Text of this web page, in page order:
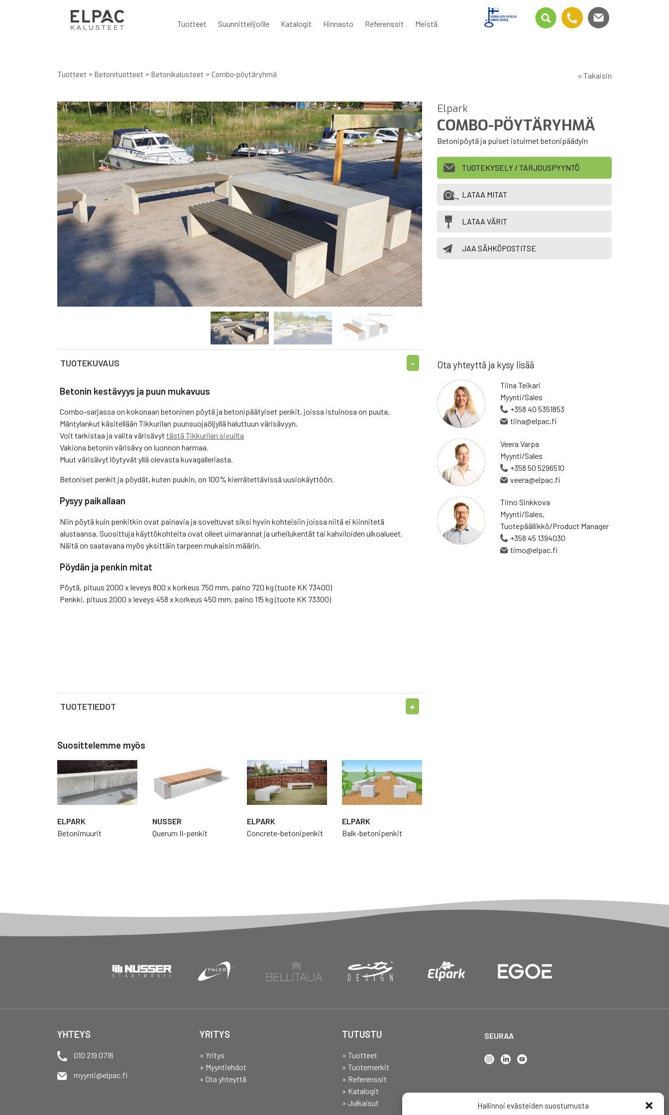
Hallinnoi evästeiden suostumusta
Tuotteet Suunnittelijoille Katalogit Hinnasto Referenssit Meistä
Tuotteet > Betonituotteet > Betonikalusteet > Combo-pöytäryhmä < Takaisin
Elpark
COMBO-PÖYTÄRYHMÄ
Betonipöytä ja puiset istuimet betonipäädyin
TUOTEKYSELY / TARJOUSPYYNTÖ
LATAA MITAT
LATAA VÄRIT
JAA SÄHKÖPOSTITSE
TUOTEKUVAUS
Betonin kestävyys ja puun mukavuus
Combo-sarjassa on kokonaan betoninen pöytä ja betonipäätyiset penkit, joissa istuinosa on puuta.
Mäntylankut käsitellään Tikkurilan puunsuojaöljyllä haluttuun värisävyyn.
Voit tarkistaa ja valita värisävyt tästä Tikkurilan sivuilta
Vakiona betonin värisävy on luonnon harmaa.
Muut värisävyt löytyvät yllä olevasta kuvagalleriasta.
Betoniset penkit ja pöydät, kuten puukin, on 100% kierrätettävissä uusiokäyttöön.
Pysyy paikallaan
Niin pöytä kuin penkitkin ovat painavia ja soveltuvat siksi hyvin kohteisiin joissa niitä ei kiinnitetä
alustaansa. Suosittuja käyttökohteita ovat olleet uimarannat ja urheilukentät tai kahviloiden ulkoalueet.
Näitä on saatavana myös yksittäin tarpeen mukaisin määrin.
Pöydän ja penkin mitat
Pöytä, pituus 2000 x leveys 800 x korkeus 750 mm, paino 720 kg (tuote KK 73400)
Penkki, pituus 2000 x leveys 458 x korkeus 450 mm, paino 115 kg (tuote KK 73300)
TUOTETIEDOT
Ota yhteyttä ja kysy lisää
Tiina Teikari
Myynti/Sales
+358 40 5351853
tiina@elpac.fi
Veera Varpa
Myynti/Sales
+358 50 5296510
veera@elpac.fi
Timo Sinkkova
Myynti/Sales,
Tuotepäällikkö/Product Manager
+358 45 1394030
timo@elpac.fi
Suosittelemme myös
ELPARK
Betonimuurit
NUSSER
Querum II-penkit
ELPARK
Concrete-betonipenkit
ELPARK
Balk-betonipenkit
YHTEYS
010 219 0716
myynti@elpac.fi
YRITYS
» Yritys
» Myyntiehdot
» Ota yhteyttä
TUTUSTU
» Tuotteet
» Tuotemerkit
» Referenssit
» Katalogit
» Julkaisut
SEURAA